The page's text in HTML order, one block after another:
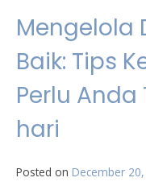
Mengelola
Baik: Tips
Perlu
hari
Posted on December